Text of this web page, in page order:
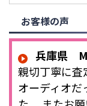
お客様の声
兵庫県
親切丁寧に査
オーディオだ